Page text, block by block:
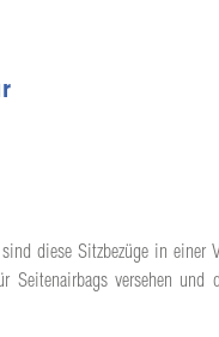
diese Sitzbezüge in
versehen und